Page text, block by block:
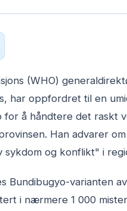
(WHO)
har oppfordret til en
for å håndtere det raskt
Han advarer
sykdom og konflikt" i
Bundibugyo-varianten av
i nærmere 1 000